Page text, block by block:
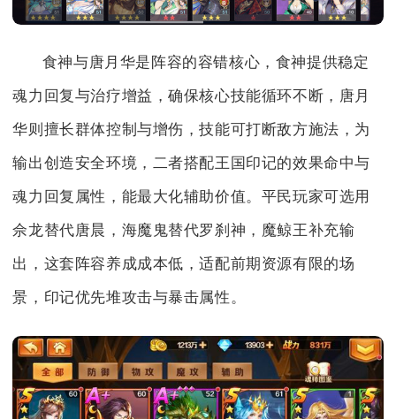
食神与唐月华是阵容的容错核心，食神提供稳定
魂力回复与治疗增益，确保核心技能循环不断，唐月
华则擅长群体控制与增伤，技能可打断敌方施法，为
输出创造安全环境，二者搭配王国印记的效果命中与
魂力回复属性，能最大化辅助价值。平民玩家可选用
佘龙替代唐晨，海魔鬼替代罗刹神，魔鲸王补充输
出，这套阵容养成成本低，适配前期资源有限的场
景，印记优先堆攻击与暴击属性。